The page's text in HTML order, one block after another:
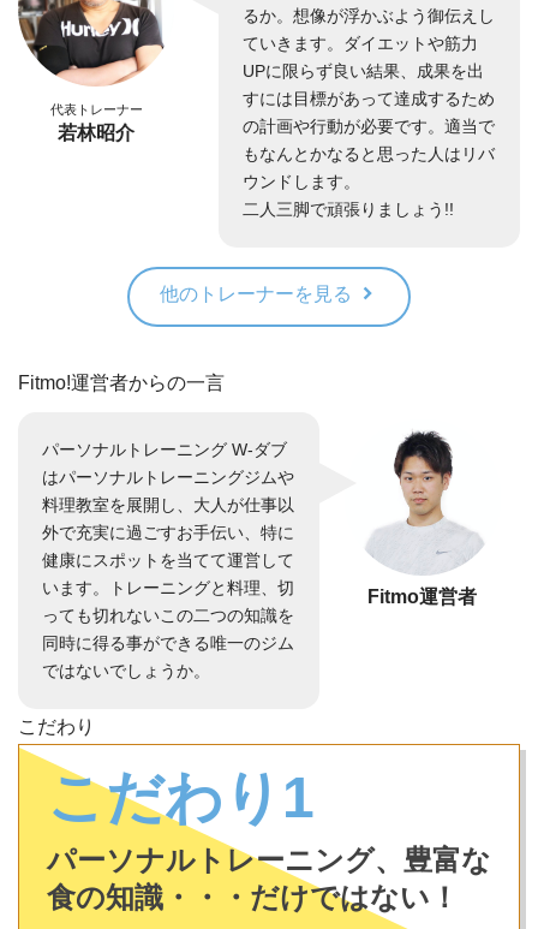
代表トレーナー
若林昭介
るか。想像が浮かぶよう御伝えし
ていきます。ダイエットや筋力
UPに限らず良い結果、成果を出
すには目標があって達成するため
の計画や行動が必要です。適当で
もなんとかなると思った人はリバ
ウンドします。
二人三脚で頑張りましょう!!
他のトレーナーを見る
Fitmo!運営者からの一言
Fitmo運営者
パーソナルトレーニング W-ダブ
はパーソナルトレーニングジムや
料理教室を展開し、大人が仕事以
外で充実に過ごすお手伝い、特に
健康にスポットを当てて運営して
います。トレーニングと料理、切
っても切れないこの二つの知識を
同時に得る事ができる唯一のジム
ではないでしょうか。
こだわり
こだわり1
パーソナルトレーニング、豊富な
食の知識・・・だけではない！